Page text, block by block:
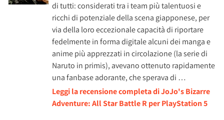
di tutti: considerati tra i team più talentuosi e
ricchi di potenziale della scena giapponese, per
via della loro eccezionale capacità di riportare
fedelmente in forma digitale alcuni dei manga e
anime più apprezzati in circolazione (la serie di
Naruto in primis), avevano ottenuto rapidamente
una fanbase adorante, che sperava di …
Leggi la recensione completa di JoJo's Bizarre
Adventure: All Star Battle R per PlayStation 5